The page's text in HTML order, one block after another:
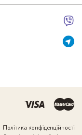
Політика конфіденційності